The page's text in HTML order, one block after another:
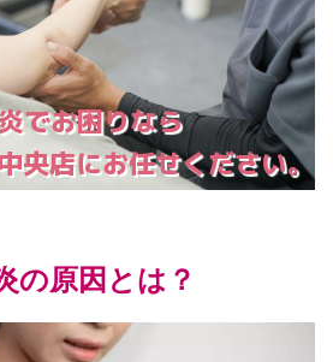
でお困りなら
央店にお任せください。
の原因とは？